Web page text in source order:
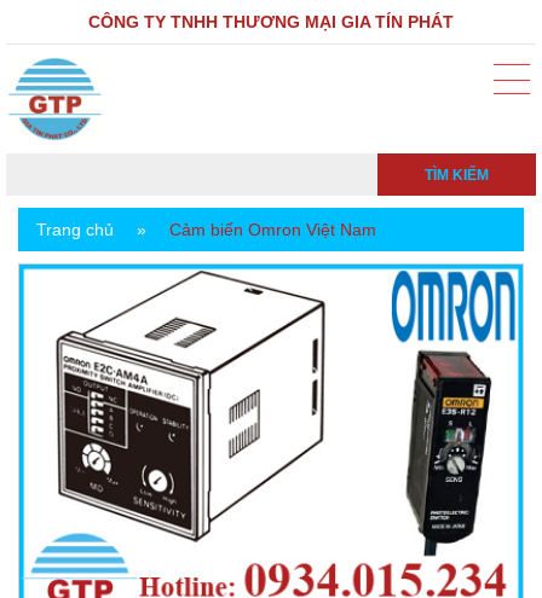
CÔNG TY TNHH THƯƠNG MẠI GIA TÍN PHÁT
TÌM KIẾM
Trang chủ » Cảm biến Omron Việt Nam